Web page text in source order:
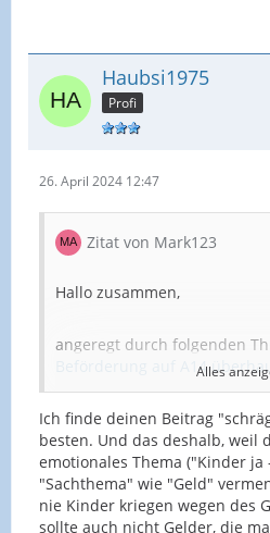
Haubsi1975
Profi
26. April 2024 12:47
Zitat von Mark123
Hallo zusammen,
angeregt durch folgenden
Beförderung auf A14
These:
Der vollständige Rückzug
maximal Dienst nach
Beamter (finanziell) mehr
Berufsleben!
Alles
Ich finde deinen Beitrag
besten. Und das deshalb, weil
emotionales Thema ("Kinder
"Sachthema" wie "Geld"
nie Kinder kriegen wegen des
sollte auch nicht Gelder, die